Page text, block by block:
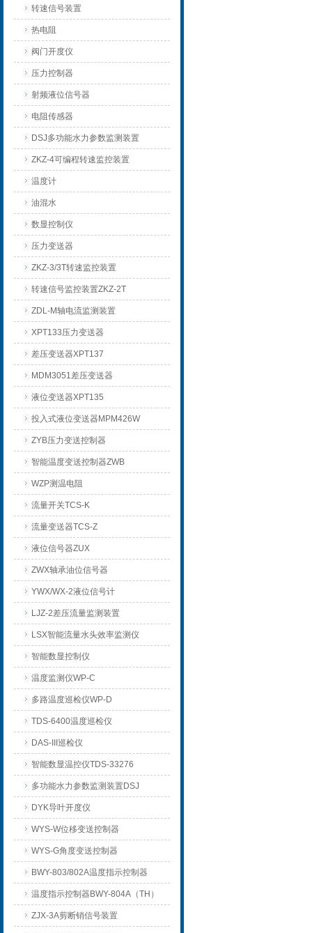
转速信号装置
热电阻
阀门开度仪
压力控制器
射频液位信号器
电阻传感器
DSJ多功能水力参数监测装置
ZKZ-4可编程转速监控装置
温度计
油混水
数显控制仪
压力变送器
ZKZ-3/3T转速监控装置
转速信号监控装置ZKZ-2T
ZDL-M轴电流监测装置
XPT133压力变送器
差压变送器XPT137
MDM3051差压变送器
液位变送器XPT135
投入式液位变送器MPM426W
ZYB压力变送控制器
智能温度变送控制器ZWB
WZP测温电阻
流量开关TCS-K
流量变送器TCS-Z
液位信号器ZUX
ZWX轴承油位信号器
YWX/WX-2液位信号计
LJZ-2差压流量监测装置
LSX智能流量水头效率监测仪
智能数显控制仪
温度监测仪WP-C
多路温度巡检仪WP-D
TDS-6400温度巡检仪
DAS-III巡检仪
智能数显温控仪TDS-33276
多功能水力参数监测装置DSJ
DYK导叶开度仪
WYS-W位移变送控制器
WYS-G角度变送控制器
BWY-803/802A温度指示控制器
温度指示控制器BWY-804A（TH）
ZJX-3A剪断销信号装置